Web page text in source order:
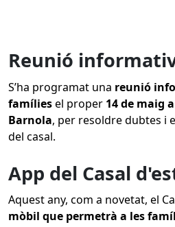
Reunió
S’ha programat una reunió
famíliesel proper 14 de maig
Barnola, per resoldre dubtes i
del casal.
App del Casal
Aquest any, com a novetat, el
mòbil que permetrà a les